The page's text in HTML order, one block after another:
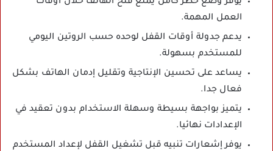
العمل المهمة.
يدعم جدولة أوقات القفل لوحده حسب الروتين اليومي
للمستخدم بسهولة.
يساعد على تحسين الإنتاجية وتقليل إدمان الهاتف بشكل
فعال جدا.
يتميز بواجهة بسيطة وسهلة الاستخدام بدون تعقيد في
الإعدادات نهائيا.
يوفر إشعارات تنبيه قبل تشغيل القفل لإعداد المستخدم